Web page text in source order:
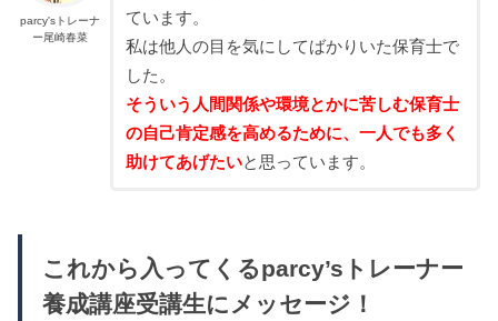
parcy'sトレーナ
ー尾崎春菜
ています。
私は他人の目を気にしてばかりいた保育士で
した。
そういう人間関係や環境とかに苦しむ保育士
の自己肯定感を高めるために、一人でも多く
助けてあげたいと思っています。
これから入ってくるparcy’sトレーナー
養成講座受講生にメッセージ！